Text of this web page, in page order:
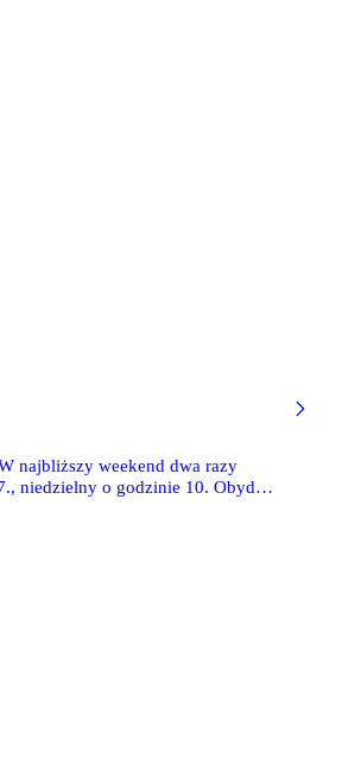
najbliższy weekend dwa razy
niedzielny o godzinie 10. Obydwa